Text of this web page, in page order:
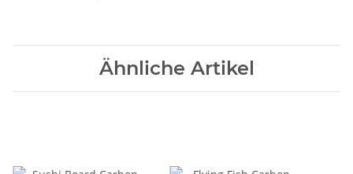
Ähnliche Artikel